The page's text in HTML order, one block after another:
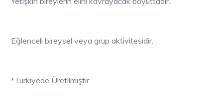
Eğlenceli bireysel veya grup aktivitesidir.
*Türkiyede Üretilmiştir.